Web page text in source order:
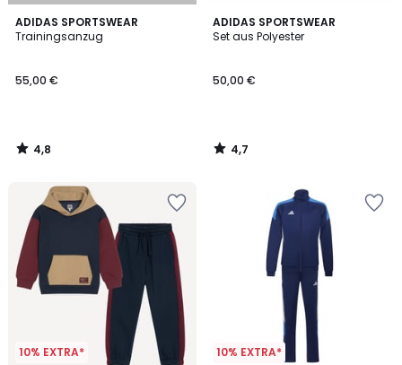
ADIDAS SPORTSWEAR
Trainingsanzug
55,00 €
4,8
/ 5
4,8
/
ADIDAS SPORTSWEAR
Set aus Polyester
50,00 €
4,7
/ 5
4,7
/
10% EXTRA* 10% EXTRA*